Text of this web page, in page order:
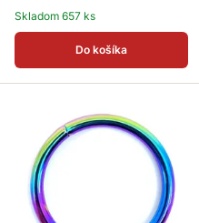
Skladom 657 ks
Do košíka